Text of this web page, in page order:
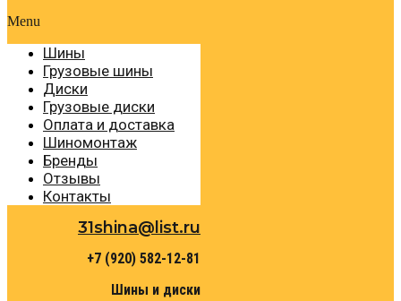
Menu
Шины
Грузовые шины
Диски
Грузовые диски
Оплата и доставка
Шиномонтаж
Бренды
Отзывы
Контакты
31shina@list.ru
+7 (920) 582-12-81
Шины и диски